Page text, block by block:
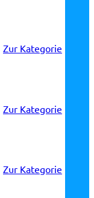
Zur Kategorie
Zur Kategorie
Zur Kategorie